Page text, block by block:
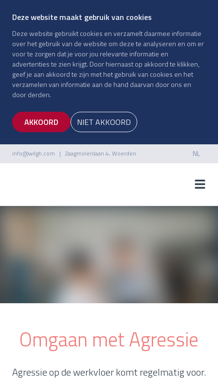
Deze website maakt gebruik van cookies
Deze website gebruikt cookies en verzamelt daarmee informatie
over het gebruik van de website om deze te analyseren en om er
voor te zorgen dat je voor jou relevante informatie en
advertenties te zien krijgt. Door hiernaast op akkoord te klikken,
geef je aan akkoord te zijn met het gebruik van cookies en het
verzamelen van informatie aan de hand daarvan door ons en
door derden.
AKKOORD NIET AKKOORD
info@wilgh.com | Zaagmolenlaan 4, Woerden NL
EN
Omgaan met Agressie
Agressie op de werkvloer komt regelmatig voor.